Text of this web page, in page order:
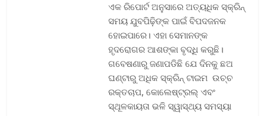
ଏକ ରିପୋର୍ଟ ଅନୁସାରେ ଅତ୍ୟଧିକ ସ୍କ୍ରିନ୍
ସମୟ ଯୁବପିଢ଼ିଙ୍କ ପାଇଁ ବିପଦଜନକ
ହୋଇପାରେ। ଏହା ସେମାନଙ୍କ
ହୃଦରୋଗର ଆଶଙ୍କା ବୃଦ୍ଧି କରୁଛି।
ଗବେଷଣାରୁ ଜଣାପଡିଛି ଯେ ଦିନକୁ ଛଅ
ଘଣ୍ଟାରୁ ଅଧିକ ସ୍କ୍ରିନ୍ ଟାଇମ ଉଚ୍ଚ
ରକ୍ତଚାପ, କୋଲେଷ୍ଟ୍ରଲ୍ ଏବଂ
ସ୍ଥୂଳକାୟତା ଭଳି ସ୍ୱାସ୍ଥ୍ୟ ସମସ୍ୟା